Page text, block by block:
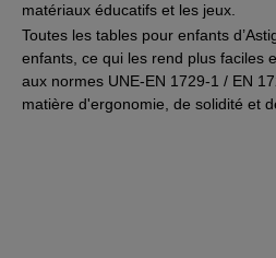
matériaux éducatifs et les jeux.
Toutes les tables pour enfants
enfants, ce qui les rend plus faciles
aux normes UNE-EN 1729-1 / EN
matière d'ergonomie, de solidité et